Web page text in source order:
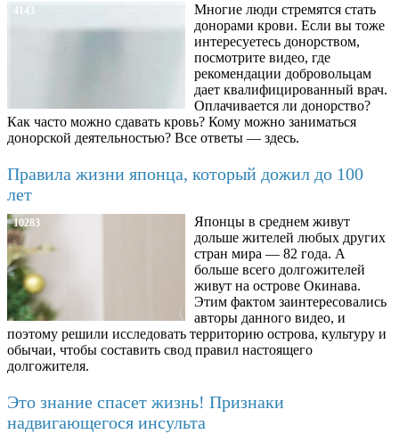
4143
Многие люди стремятся стать
донорами крови. Если вы тоже
интересуетесь донорством,
посмотрите видео, где
рекомендации добровольцам
дает квалифицированный врач.
Оплачивается ли донорство?
Как часто можно сдавать кровь? Кому можно заниматься
донорской деятельностью? Все ответы — здесь.
Правила жизни японца, который дожил до 100
лет
10283
Японцы в среднем живут
дольше жителей любых других
стран мира — 82 года. А
больше всего долгожителей
живут на острове Окинава.
Этим фактом заинтересовались
авторы данного видео, и
поэтому решили исследовать территорию острова, культуру и
обычаи, чтобы составить свод правил настоящего
долгожителя.
Это знание спасет жизнь! Признаки
надвигающегося инсульта